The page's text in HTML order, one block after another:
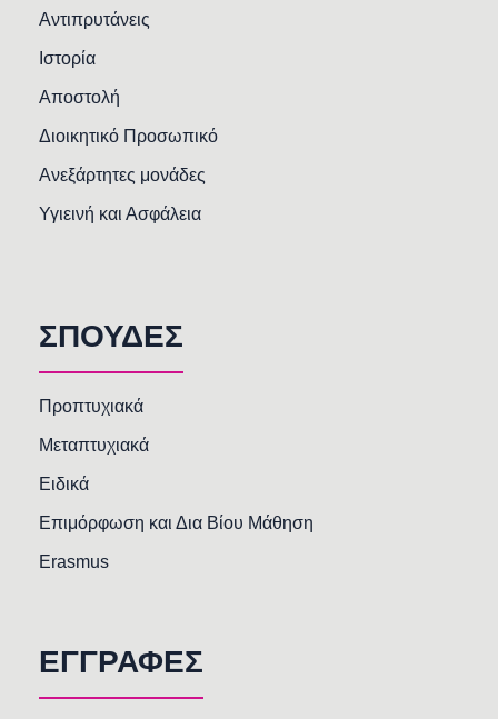
Αντιπρυτάνεις
Ιστορία
Αποστολή
Διοικητικό Προσωπικό
Ανεξάρτητες μονάδες
Υγιεινή και Ασφάλεια
ΣΠΟΥΔΕΣ
Προπτυχιακά
Μεταπτυχιακά
Ειδικά
Επιμόρφωση και Δια Βίου Μάθηση
Erasmus
ΕΓΓΡΑΦΕΣ